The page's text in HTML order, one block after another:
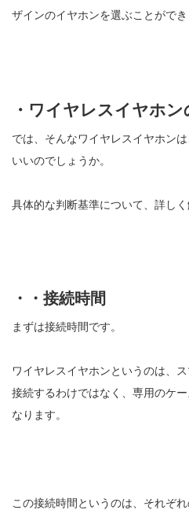
ザインのイヤホンを選ぶことができ
・ワイヤレスイヤホン
では、そんなワイヤレスイヤホン
いいのでしょうか。
具体的な判断基準について、詳しく
・・接続時間
まずは接続時間です。
ワイヤレスイヤホンというのは、
接続するわけではなく、専用のケ
なります。
この接続時間というのは、それぞ